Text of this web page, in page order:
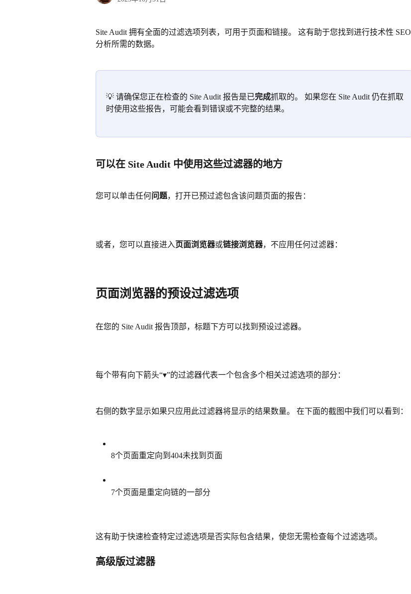
Site Audit 拥有全面的过滤选项列表，可用于页面和链接。 这有助于您找到进行技术性 SEO
分析所需的数据。
💡 请确保您正在检查的 Site Audit 报告是已完成抓取的。 如果您在 Site Audit 仍在抓取
时使用这些报告，可能会看到错误或不完整的结果。
可以在 Site Audit 中使用这些过滤器的地方
您可以单击任何问题，打开已预过滤包含该问题页面的报告：
或者，您可以直接进入页面浏览器或链接浏览器，不应用任何过滤器：
页面浏览器的预设过滤选项
在您的 Site Audit 报告顶部，标题下方可以找到预设过滤器。
每个带有向下箭头“▾”的过滤器代表一个包含多个相关过滤选项的部分：
右侧的数字显示如果只应用此过滤器将显示的结果数量。 在下面的截图中我们可以看到：
8个页面重定向到404未找到页面
7个页面是重定向链的一部分
这有助于快速检查特定过滤选项是否实际包含结果，使您无需检查每个过滤选项。
高级版过滤器